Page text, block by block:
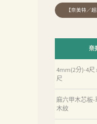
奈
4mm(2分)-4尺
尺
麻六甲木芯板-
木紋